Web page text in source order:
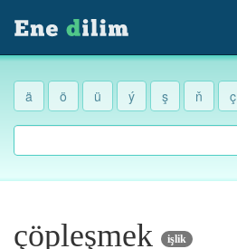
ä ö ü ý ş ň ç
çöpleşmek işlik